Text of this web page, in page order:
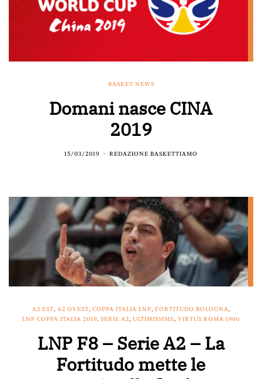
BASKET NEWS
Domani nasce CINA
2019
15/03/2019 REDAZIONE BASKETTIAMO
A2 EST, A2 OVEST, COPPA ITALIA LNP, FORTITUDO BOLOGNA,
LNP COPPA ITALIA 2019, SERIE A2, ULTIMISSIME, VIRTUS ROMA 1960
LNP F8 – Serie A2 – La
Fortitudo mette le